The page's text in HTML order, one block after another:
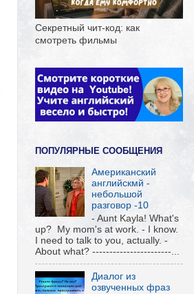
Секретный чит-код: как
смотреть фильмы
ПОПУЛЯРНЫЕ СООБЩЕНИЯ
Американский
английскмй -
небольшой
разговор -10
- Aunt Kayla! What's
up? My mom's at work. - I know.
I need to talk to you, actually. -
About what? -----------------------...
Диалог из
озвученных фраз